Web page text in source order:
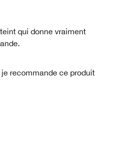
qui donne vraiment
je recommande ce produit